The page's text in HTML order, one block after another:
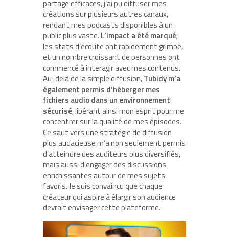
partage efficaces, j’ai pu diffuser mes
créations sur plusieurs autres canaux,
rendant mes podcasts disponibles à un
public plus vaste. L’impact a été marqué;
les stats d’écoute ont rapidement grimpé,
et un nombre croissant de personnes ont
commencé à interagir avec mes contenus.
Au-delà de la simple diffusion,Tubidy m’a
également permis d’héberger mes
fichiers audio dans un environnement
sécurisé, libérant ainsi mon esprit pour me
concentrer sur la qualité de mes épisodes.
Ce saut vers une stratégie de diffusion
plus audacieuse m’a non seulement permis
d’atteindre des auditeurs plus diversifiés,
mais aussi d’engager des discussions
enrichissantes autour de mes sujets
favoris. Je suis convaincu que chaque
créateur qui aspire à élargir son audience
devrait envisager cette plateforme.